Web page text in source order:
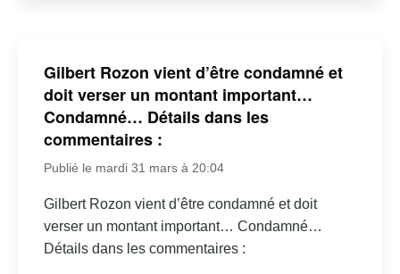
Gilbert Rozon vient d’être condamné et
doit verser un montant important…
Condamné… Détails dans les
commentaires :
Publié le mardi 31 mars à 20:04
Gilbert Rozon vient d’être condamné et doit
verser un montant important… Condamné…
Détails dans les commentaires :